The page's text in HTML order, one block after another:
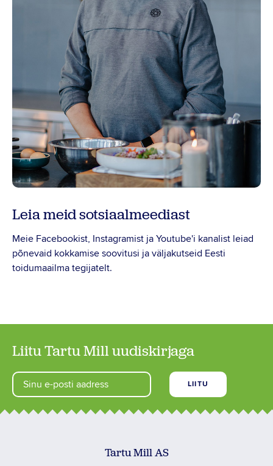
Leia meid sotsiaalmeediast
Meie Facebookist, Instagramist ja Youtube'i kanalist leiad
põnevaid kokkamise soovitusi ja väljakutseid Eesti
toidumaailma tegijatelt.
Liitu Tartu Mill uudiskirjaga
Tartu Mill AS